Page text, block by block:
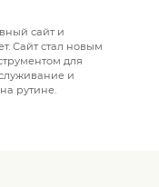
сайт и
Сайт стал новым
для
и
рутине.